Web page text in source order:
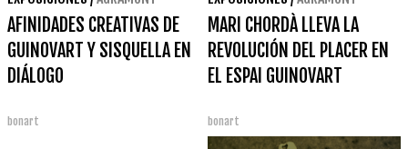
AFINIDADES CREATIVAS DE
GUINOVART Y SISQUELLA EN
DIÁLOGO
bonart
MARI CHORDÀ LLEVA LA
REVOLUCIÓN DEL PLACER EN
EL ESPAI GUINOVART
bonart